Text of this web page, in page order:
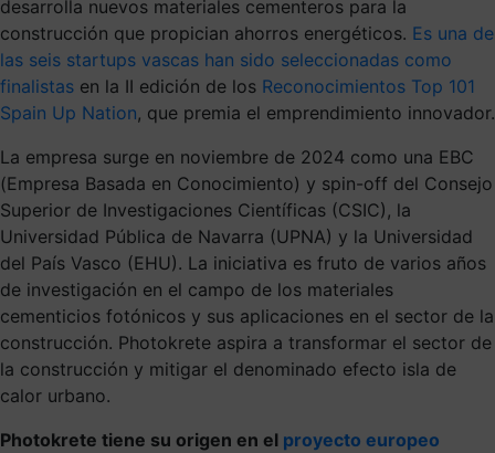
desarrolla nuevos materiales cementeros para la
construcción que propician ahorros energéticos. Es una de
las seis startups vascas han sido seleccionadas como
finalistas en la II edición de los Reconocimientos Top 101
Spain Up Nation, que premia el emprendimiento innovador.
La empresa surge en noviembre de 2024 como una EBC
(Empresa Basada en Conocimiento) y spin-off del Consejo
Superior de Investigaciones Científicas (CSIC), la
Universidad Pública de Navarra (UPNA) y la Universidad
del País Vasco (EHU). La iniciativa es fruto de varios años
de investigación en el campo de los materiales
cementicios fotónicos y sus aplicaciones en el sector de la
construcción. Photokrete aspira a transformar el sector de
la construcción y mitigar el denominado efecto isla de
calor urbano.
Photokrete tiene su origen en el proyecto europeo